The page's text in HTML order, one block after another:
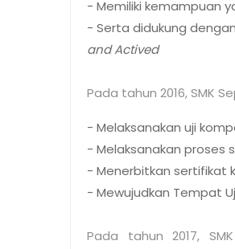
- Memiliki kemampuan
- Serta didukung
and Actived
Pada tahun 2016, SMK
- Melaksanakan uji
- Melaksanakan proses
- Menerbitkan sertifikat
- Mewujudkan Tempat
Pada tahun 2017,